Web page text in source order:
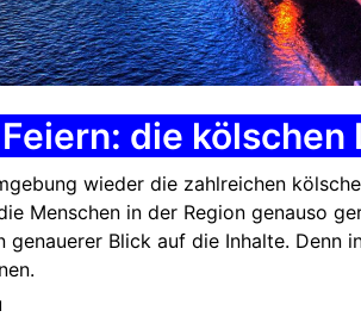
die kölschen
wieder die zahlreichen
Menschen in der Region genauso
Blick auf die Inhalte. Denn